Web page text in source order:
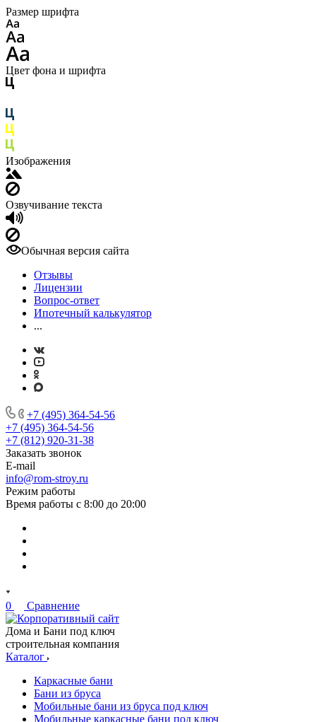
Размер шрифта
Цвет фона и шрифта
Изображения
Озвучивание текста
Обычная версия сайта
Отзывы
Лицензии
Вопрос-ответ
Ипотечный калькулятор
...
+7 (495) 364-54-56
+7 (495) 364-54-56
+7 (812) 920-31-38
Заказать звонок
E-mail
info@rom-stroy.ru
Режим работы
Время работы с 8:00 до 20:00
0 Сравнение
Дома и Бани под ключ
строительная компания
Каталог
Каркасные бани
Бани из бруса
Мобильные бани из бруса под ключ
Мобильные каркасные бани под ключ